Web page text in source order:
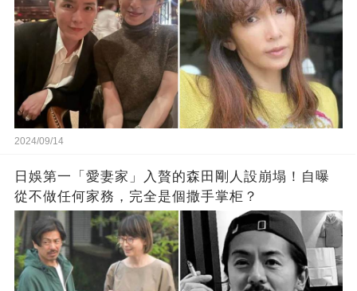
2024/09/14
日娛第一「愛妻家」入贅的森田剛人設崩塌！自曝
從不做任何家務，完全是個撒手掌柜？